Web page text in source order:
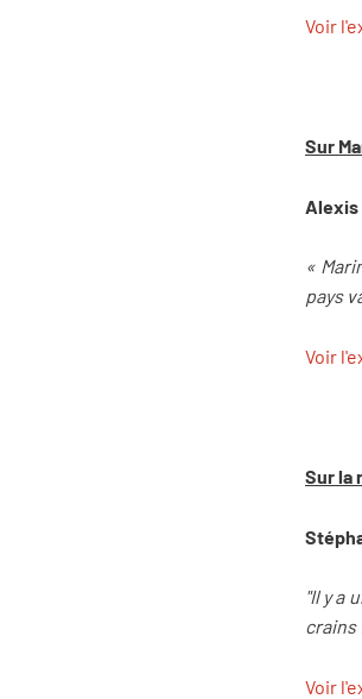
Voir
Sur
Alexis
«
pays
Voir
Sur la
"Il y a
crains
Voir